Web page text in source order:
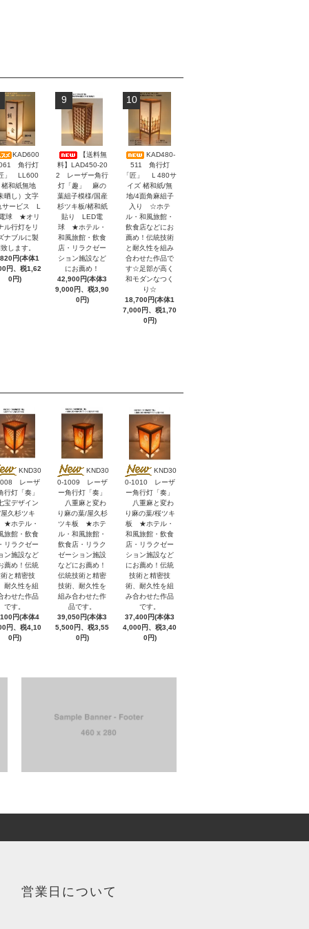
KAD600
角行灯
」 LL600
楮和紙無地
晒し）文字
サービス L
球 ★オリ
ル行灯をリ
ナブルに製
します。
円(本体1
円、税1,62
0円)
9
【送料無
料】LAD450-20
2 レーザー角行
灯「趣」 麻の
葉組子模様/国産
杉ツキ板/楮和紙
貼り LED電
球 ★ホテル・
和風旅館・飲食
店・リラクゼー
ション施設など
にお薦め！
42,900円(本体3
9,000円、税3,90
0円)
10
KAD480-
511 角行灯
「匠」 Ｌ480サ
イズ 楮和紙/無
地/4面角麻組子
入り ☆ホテ
ル・和風旅館・
飲食店などにお
薦め！伝統技術
と耐久性を組み
合わせた作品で
す☆足部が高く
和モダンなつく
り☆
18,700円(本体1
7,000円、税1,70
0円)
KND30
レーザ
行灯「奏」
デザイン
久杉ツキ
ホテル・
旅館・飲食
リラクゼー
ン施設など
薦め！伝統
と精密技
耐久性を組
わせた作品
です。
円(本体4
円、税4,10
0円)
KND30
0-1009 レーザ
ー角行灯「奏」
八重麻と変わ
り麻の葉/屋久杉
ツキ板 ★ホテ
ル・和風旅館・
飲食店・リラク
ゼーション施設
などにお薦め！
伝統技術と精密
技術、耐久性を
組み合わせた作
品です。
39,050円(本体3
5,500円、税3,55
0円)
KND30
0-1010 レーザ
ー角行灯「奏」
八重麻と変わ
り麻の葉/桜ツキ
板 ★ホテル・
和風旅館・飲食
店・リラクゼー
ション施設など
にお薦め！伝統
技術と精密技
術、耐久性を組
み合わせた作品
です。
37,400円(本体3
4,000円、税3,40
0円)
営業日について